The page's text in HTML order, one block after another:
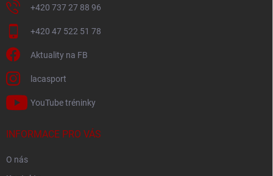
+420 737 27 88 96
+420 47 522 51 78
Aktuality na FB
lacasport
YouTube tréninky
INFORMACE PRO VÁS
O nás